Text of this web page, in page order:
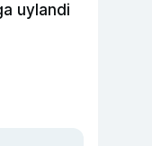
uylandi